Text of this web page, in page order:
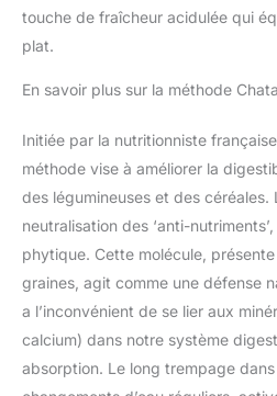
touche de fraîcheur acidulée qui
plat.
En savoir plus sur la méthode
Initiée par la nutritionniste
méthode vise à améliorer la
des légumineuses et des céréales.
neutralisation des ‘anti-
phytique. Cette molécule,
graines, agit comme une défense
a l’inconvénient de se lier aux
calcium) dans notre système
absorption. Le long trempage